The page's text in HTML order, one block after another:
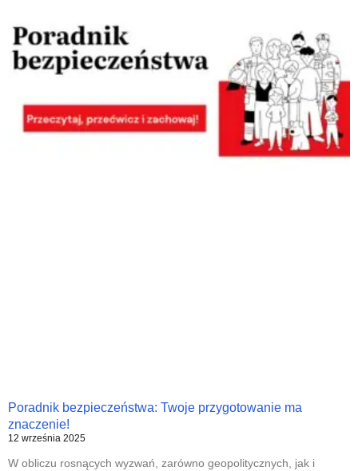
Poradnik bezpieczeństwa: Twoje przygotowanie ma
znaczenie!
12 września 2025
W obliczu rosnących wyzwań, zarówno geopolitycznych, jak i